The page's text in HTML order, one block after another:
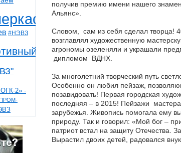
#НЭВЗ
2» -
получив премию имени нашего
Альянс».
Словом, сам из себя сделал творца!
возглавлял художественную
агрономы озеленяли и украшали
дипломом ВДНХ.
За многолетний творческий путь
Особенно он любил пейзаж,
позавидовать! Первая городская
последняя – в 2015! Пейзажи
зарубежья. Живопись помогала ему
природу. Так и говорил: «Мой бог –
патриот встал на защиту
Вырастил двоих детей, радовался